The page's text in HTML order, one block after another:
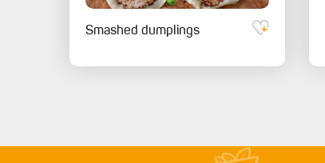
Smashed dumplings